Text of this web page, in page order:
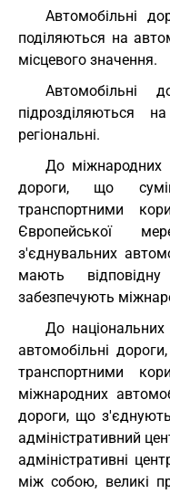
Автомобільні
поділяються на
місцевого значення.
Автомобільні
підрозділяються
регіональні.
До міжнародних
дороги, що
транспортними
Європейської
з'єднувальних
мають
забезпечують
До національних
автомобільні
транспортними
міжнародних
дороги, що
адміністративний
адміністративні
між собою, великі